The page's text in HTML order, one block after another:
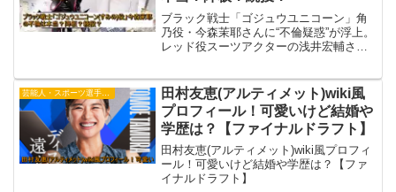
ブラック戦士「ゴジュウユニコーン」角
乃役・今森茉耶さんに“不倫疑惑”が浮上。
レッド役スーツアクターの浅井宏輔さん
の展開を詳しく解説します。
田村友恵(アルティメット)wiki風
プロフィール！可愛いけど結婚や
学歴は？【ファイナルドラフト】
田村友恵(アルティメット)wiki風プロフィ
ール！可愛いけど結婚や学歴は？【ファ
イナルドラフト】